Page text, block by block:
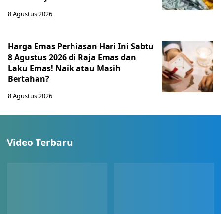
8 Agustus 2026
Harga Emas Perhiasan Hari Ini Sabtu
8 Agustus 2026 di Raja Emas dan
Laku Emas! Naik atau Masih
Bertahan?
8 Agustus 2026
Video Terbaru